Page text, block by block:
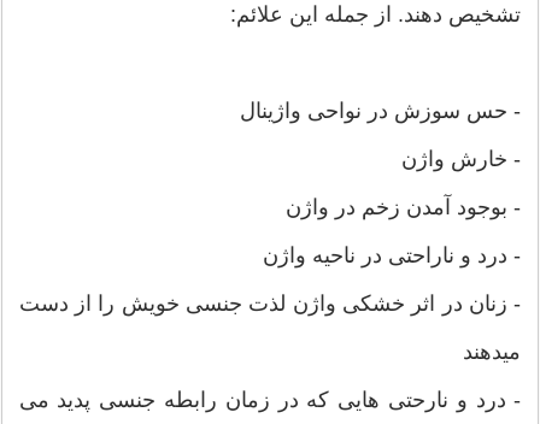
تشخیص دهند. از جمله این علائم:
- حس سوزش در نواحی واژینال
- خارش واژن
- بوجود آمدن زخم در واژن
- درد و ناراحتی در ناحیه واژن
- زنان در اثر خشکی واژن لذت جنسی خویش را از دست
میدهند
- درد و نارحتی هایی که در زمان رابطه جنسی پدید می